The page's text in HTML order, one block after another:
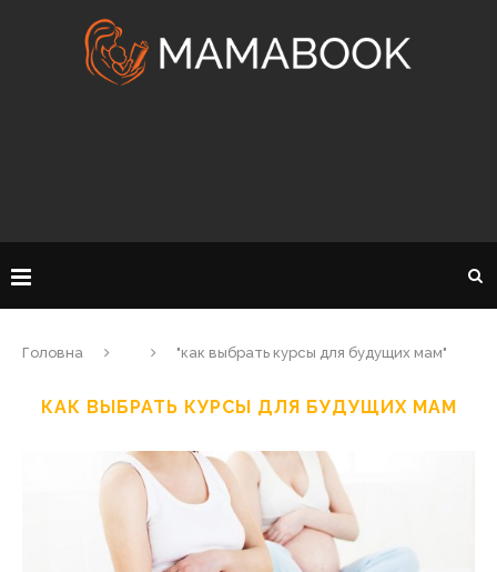
Головна "как выбрать курсы для будущих мам"
КАК ВЫБРАТЬ КУРСЫ ДЛЯ БУДУЩИХ МАМ